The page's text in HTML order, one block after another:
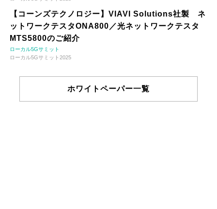
【コーンズテクノロジー】VIAVI Solutions社製 ネ
ットワークテスタONA800／光ネットワークテスタ
MTS5800のご紹介
ローカル5Gサミット
ローカル5Gサミット2025
ホワイトペーパー一覧